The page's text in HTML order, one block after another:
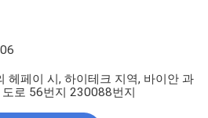
헤페이 시, 하이테크 지역, 바이안 과
도로 56번지 230088번지